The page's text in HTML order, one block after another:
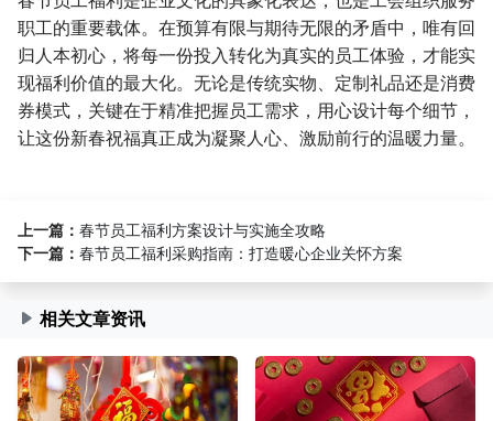
职工的重要载体。在预算有限与期待无限的矛盾中，唯有回
归人本初心，将每一份投入转化为真实的员工体验，才能实
现福利价值的最大化。无论是传统实物、定制礼品还是消费
券模式，关键在于精准把握员工需求，用心设计每个细节，
让这份新春祝福真正成为凝聚人心、激励前行的温暖力量。
上一篇： 春节员工福利方案设计与实施全攻略
下一篇： 春节员工福利采购指南：打造暖心企业关怀方案
相关文章资讯